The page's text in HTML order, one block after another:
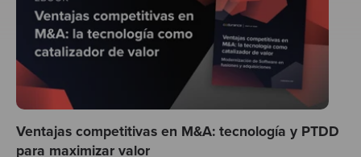
Ventajas competitivas en M&A: tecnología y PTDD
para maximizar valor